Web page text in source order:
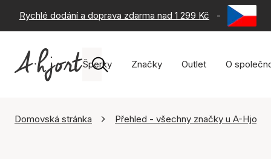
Rychlé dodání a doprava zdarma nad 1 299 Kč - 60 dní
Šperky Značky Outlet O
Domovská stránka Přehled - všechny značky u A-Hjort